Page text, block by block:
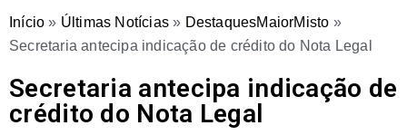
Início » Últimas Notícias » DestaquesMaiorMisto »
Secretaria antecipa indicação de crédito do Nota Legal
Secretaria antecipa indicação de
crédito do Nota Legal